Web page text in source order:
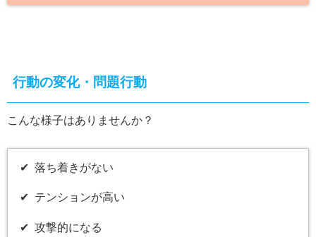
行動の変化・問題行動
こんな様子はありませんか？
✔︎ 落ち着きがない
✔︎ テンションが高い
✔︎ 攻撃的になる